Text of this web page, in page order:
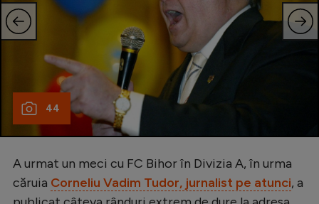
44
A urmat un meci cu FC Bihor în Divizia A, în urma
căruia Corneliu Vadim Tudor, jurnalist pe atunci, a